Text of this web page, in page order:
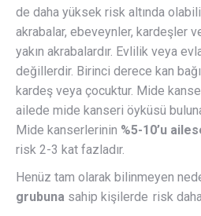
de daha yüksek risk altında
akrabalar, ebeveynler, kardeşler
yakın akrabalardır. Evlilik veya
değillerdir. Birinci derece kan
kardeş veya çocuktur. Mide
ailede mide kanseri öyküsü
Mide kanserlerinin %5-10’u
risk 2-3 kat fazladır.
Henüz tam olarak bilinmeyen
grubuna sahip kişilerde risk